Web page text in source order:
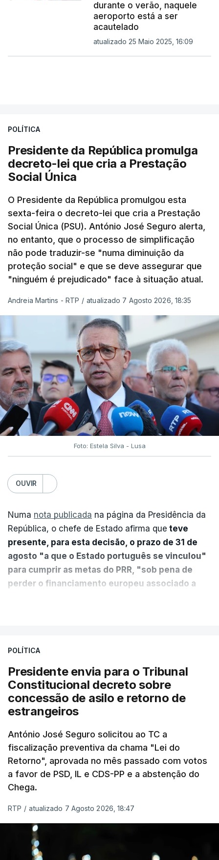
durante o verão, naquele
aeroporto está a ser
acautelado
atualizado 25 Maio 2025, 16:09
POLÍTICA
Presidente da República promulga
decreto-lei que cria a Prestação
Social Única
O Presidente da República promulgou esta
sexta-feira o decreto-lei que cria a Prestação
Social Única (PSU). António José Seguro alerta,
no entanto, que o processo de simplificação
não pode traduzir-se "numa diminuição da
proteção social" e que se deve assegurar que
"ninguém é prejudicado" face à situação atual.
Andreia Martins - RTP / atualizado 7 Agosto 2026, 18:35
Foto: Estela Silva - Lusa
OUVIR
Numa nota publicada na página da Presidência da
República, o chefe de Estado afirma que teve
presente, para esta decisão, o prazo de 31 de
agosto "a que o Estado português se vinculou"
para cumprir as metas do PRR, "sob pena de
perder o financiamento europeu associado a
sistema mais simples, mais justo e transparente".
"Sempre que seja possível reduzir burocracias,
eliminar sobreposições e garantir que os apoios
chegam a quem mais necessita, estaremos a dar
um passo na direção certa", argumenta o
Presidente da República.
Assegurar que "ninguém é
prejudicado"
O Preisdente deixa, no entanto, deixa alguns
avisos:uma reforma desta dimensão "deve ter
como primeiro critério a proteção das pessoas"
POLÍTICA
Presidente envia para o Tribunal
Constitucional decreto sobre
concessão de asilo e retorno de
estrangeiros
António José Seguro solicitou ao TC a
fiscalização preventiva da chama "Lei do
Retorno", aprovada no mês passado com votos
a favor de PSD, IL e CDS-PP e a abstenção do
Chega.
RTP / atualizado 7 Agosto 2026, 18:47